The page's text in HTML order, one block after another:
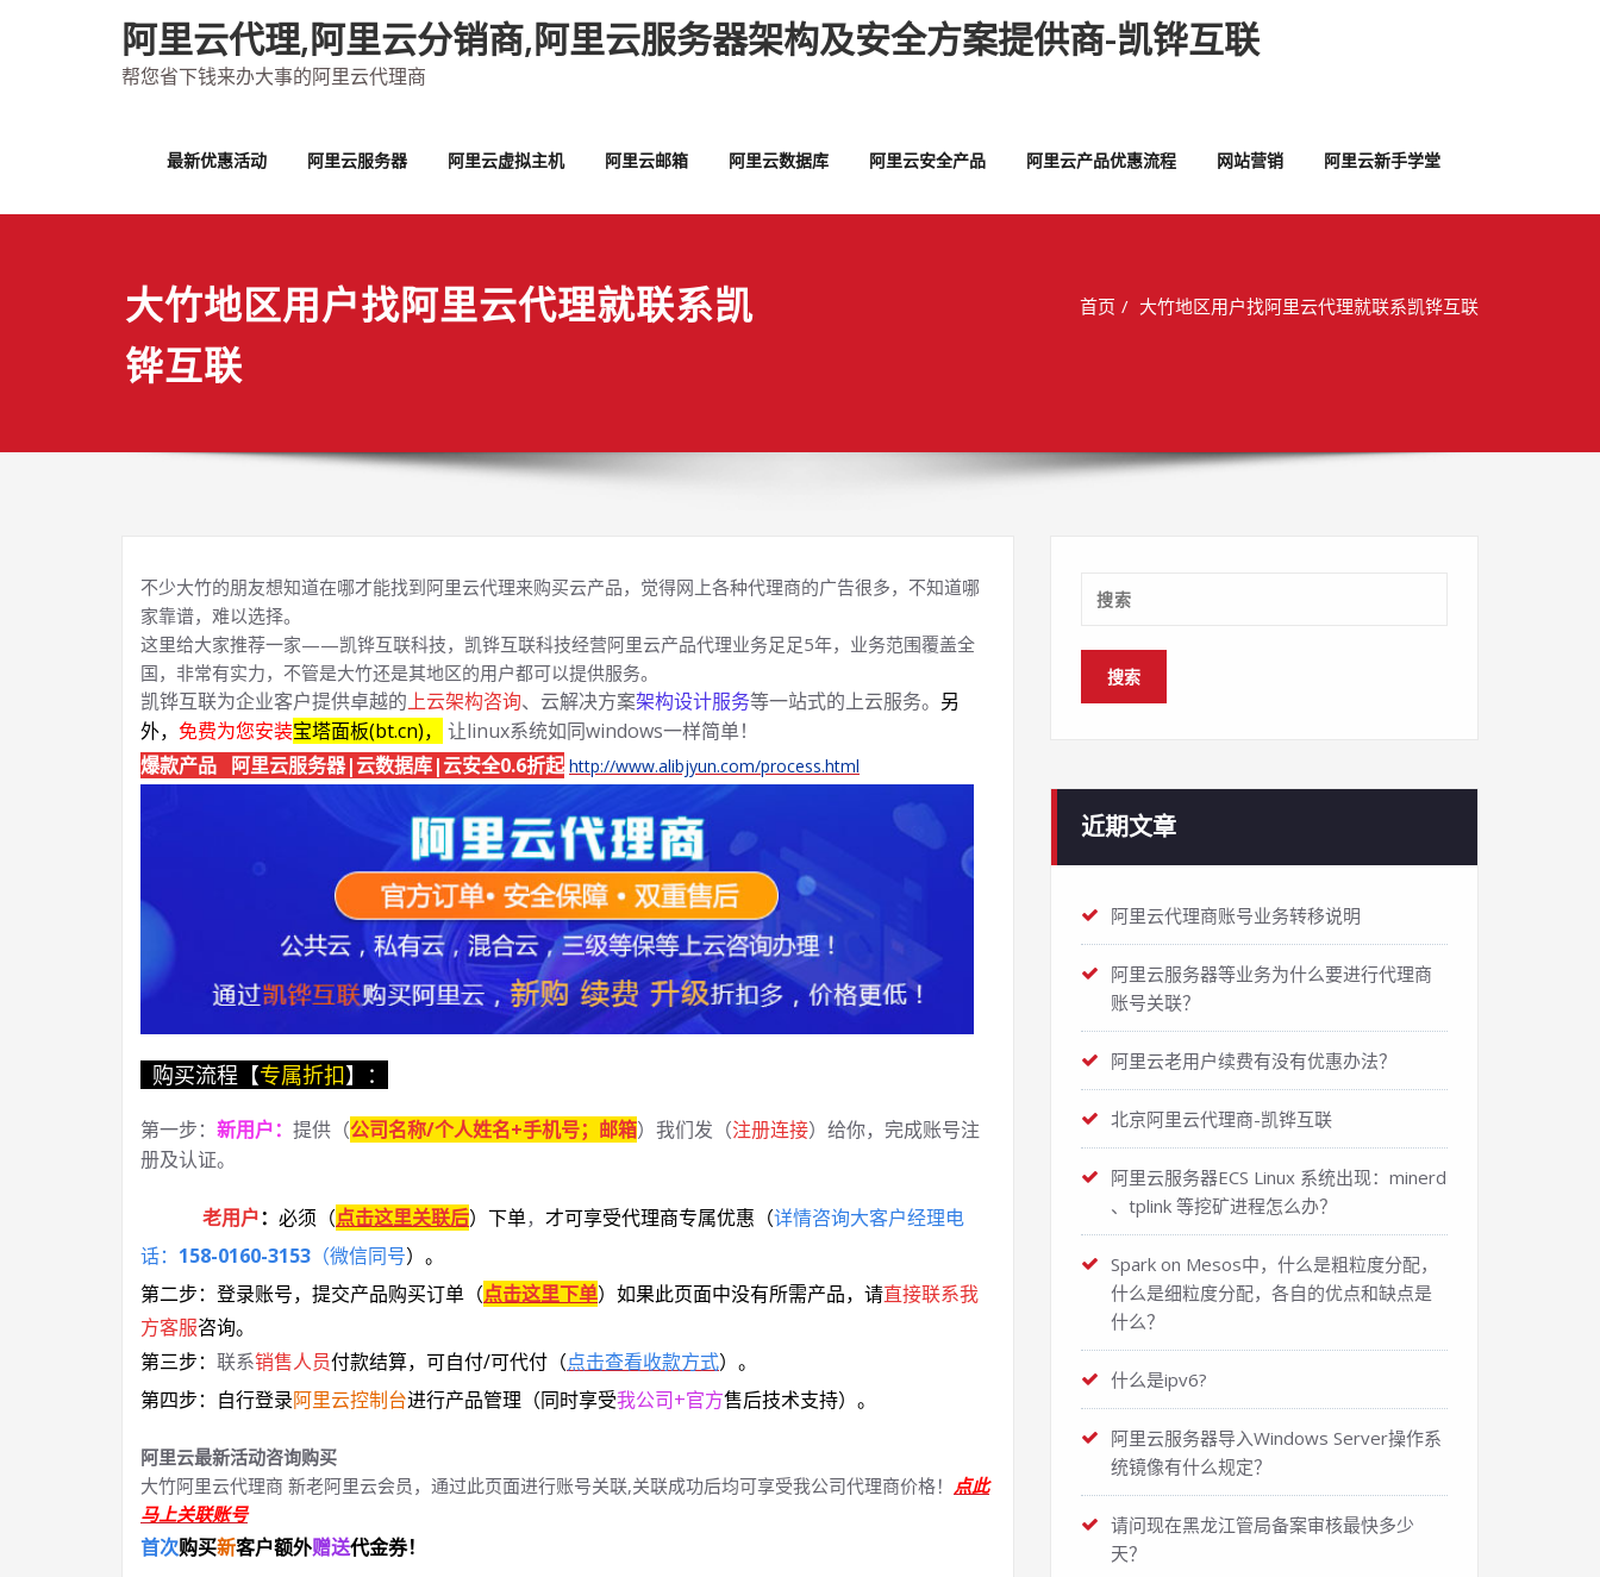
阿里云代理,阿里云分销商,阿里云服务器架构及安全方案提供商-凯铧互联
帮您省下钱来办大事的阿里云代理商
最新优惠活动 阿里云服务器 阿里云虚拟主机 阿里云邮箱 阿里云数据库 阿里云安全产品 阿里云产品优惠流程 网站营销 阿里云新手学堂
大竹地区用户找阿里云代理就联系凯
铧互联
首页 大竹地区用户找阿里云代理就联系凯铧互联
不少大竹的朋友想知道在哪才能找到阿里云代理来购买云产品，觉得网上各种代理商的广告很多，不知道哪
家靠谱，难以选择。
这里给大家推荐一家——凯铧互联科技，凯铧互联科技经营阿里云产品代理业务足足5年，业务范围覆盖全
国，非常有实力，不管是大竹还是其地区的用户都可以提供服务。
凯铧互联为企业客户提供卓越的上云架构咨询、云解决方案架构设计服务等一站式的上云服务。 另
外， 免费为您安装宝塔面板(bt.cn)，
让linux系统如同windows一样简单！
爆款产品 阿里云服务器|云数据库|云安全0.6折起 http://www.alibjyun.com/process.html
购买流程【专属折扣】：
第一步： 新用户： 提供（公司名称/个人姓名+手机号；邮箱）我们发（注册连接）给你，完成账号注
册及认证。
老用户： 必须 （点击这里关联后） 下单， 才可享受代理商专属优惠 （详情咨询大客户经理电
话： 158-0160-3153 （微信同号） 。
第二步：登录账号，提交产品购买订单（点击这里下单） 如果此页面中没有所需产品，请直接联系我
方客服咨询。
第三步： 联系销售人员付款结算，可自付/可代付（点击查看收款方式）。
第四步：自行登录阿里云控制台进行产品管理（同时享受我公司+官方售后技术支持）。
阿里云最新活动咨询购买
大竹阿里云代理商 新老阿里云会员，通过此页面进行账号关联,关联成功后均可享受我公司代理商价格！ 点此
马上关联账号
首次购买新客户额外赠送代金券！
近期文章
阿里云代理商账号业务转移说明
阿里云服务器等业务为什么要进行代理商
账号关联？
阿里云老用户续费有没有优惠办法？
北京阿里云代理商-凯铧互联
阿里云服务器ECS Linux 系统出现：minerd
、tplink 等挖矿进程怎么办？
Spark on Mesos中，什么是粗粒度分配，
什么是细粒度分配，各自的优点和缺点是
什么？
什么是ipv6?
阿里云服务器导入Windows Server操作系
统镜像有什么规定？
请问现在黑龙江管局备案审核最快多少
天？